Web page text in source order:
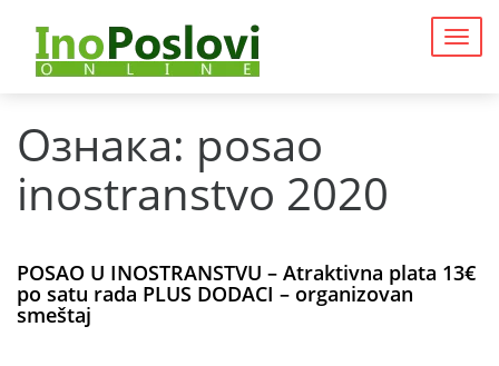
Ознака: posao
inostranstvo 2020
POSAO U INOSTRANSTVU – Atraktivna plata 13€
po satu rada PLUS DODACI – organizovan
smeštaj